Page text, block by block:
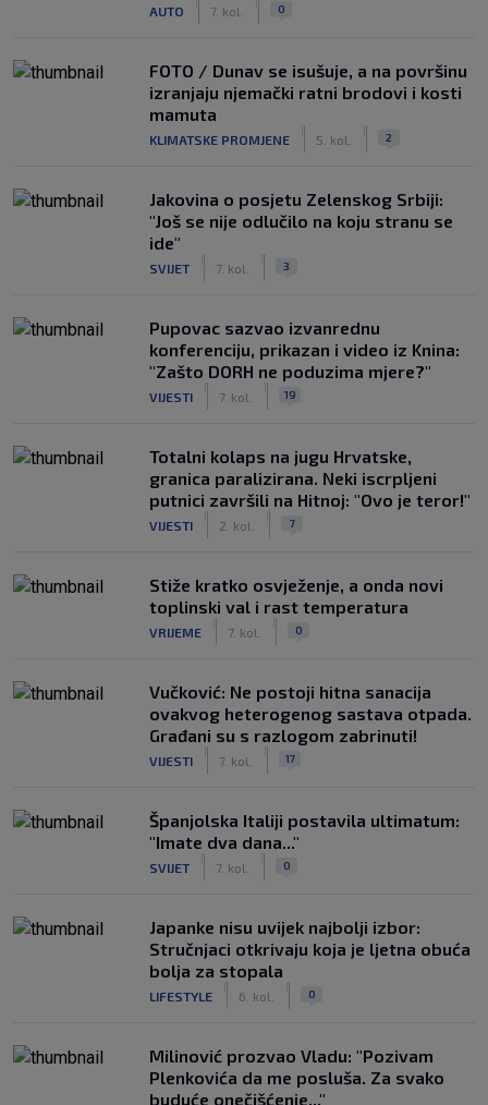
AUTO 7. kol. 0
FOTO / Dunav se isušuje, a na površinu
izranjaju njemački ratni brodovi i kosti
mamuta
KLIMATSKE PROMJENE 5. kol. 2
Jakovina o posjetu Zelenskog Srbiji:
"Još se nije odlučilo na koju stranu se
ide"
SVIJET 7. kol. 3
Pupovac sazvao izvanrednu
konferenciju, prikazan i video iz Knina:
"Zašto DORH ne poduzima mjere?"
VIJESTI 7. kol. 19
Totalni kolaps na jugu Hrvatske,
granica paralizirana. Neki iscrpljeni
putnici završili na Hitnoj: "Ovo je teror!"
VIJESTI 2. kol. 7
Stiže kratko osvježenje, a onda novi
toplinski val i rast temperatura
VRIJEME 7. kol. 0
Vučković: Ne postoji hitna sanacija
ovakvog heterogenog sastava otpada.
Građani su s razlogom zabrinuti!
VIJESTI 7. kol. 17
Španjolska Italiji postavila ultimatum:
"Imate dva dana..."
SVIJET 7. kol. 0
Japanke nisu uvijek najbolji izbor:
Stručnjaci otkrivaju koja je ljetna obuća
bolja za stopala
LIFESTYLE 6. kol. 0
Milinović prozvao Vladu: "Pozivam
Plenkovića da me posluša. Za svako
buduće onečišćenje..."